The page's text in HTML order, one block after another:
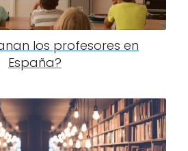
los profesores en
España?